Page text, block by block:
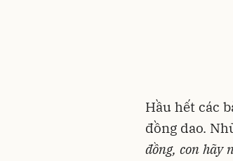
Hầu hết các
đồng dao.
đồng, con hãy